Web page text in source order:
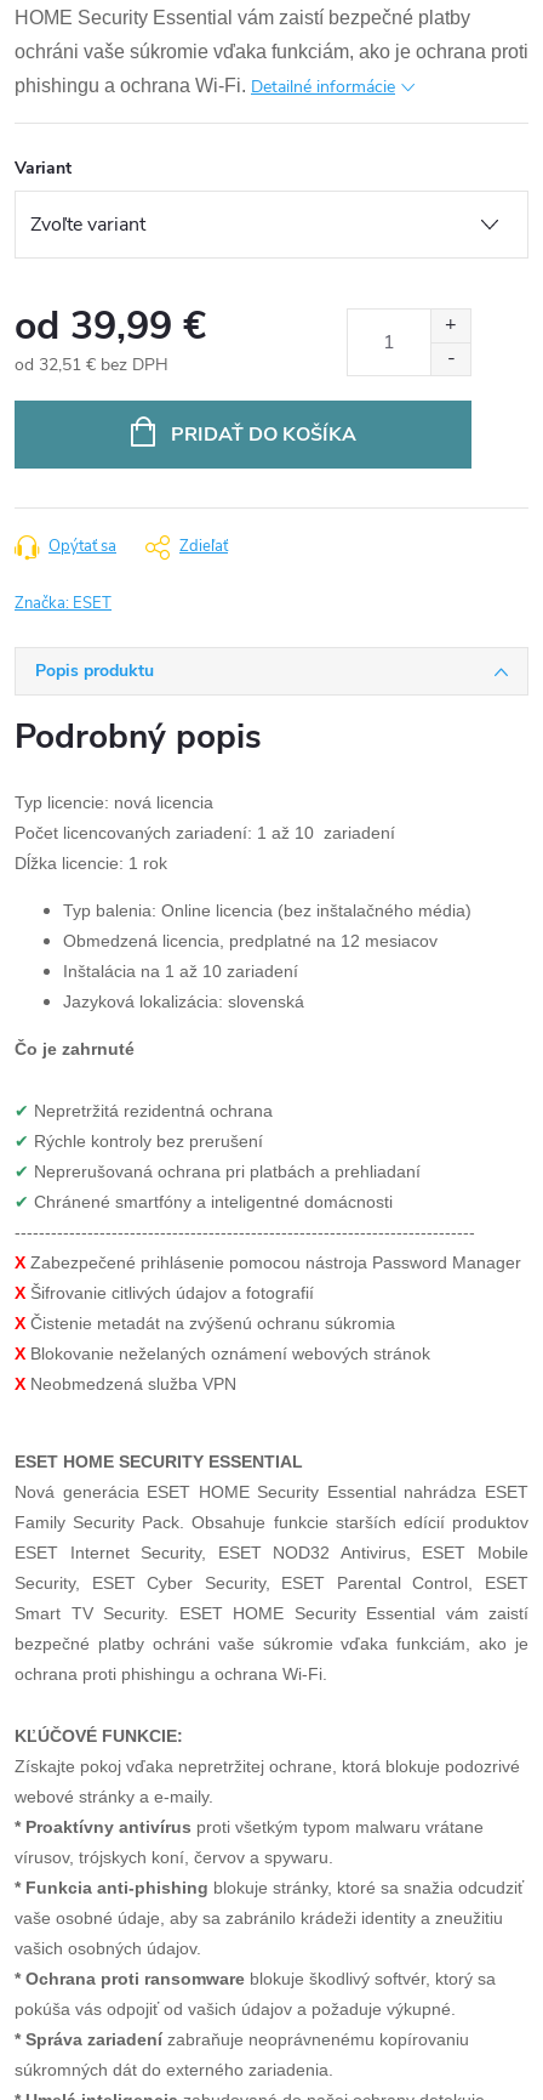
HOME Security Essential vám zaistí bezpečné platby
ochráni vaše súkromie vďaka funkciám, ako je ochrana proti
phishingu a ochrana Wi-Fi. Detailné informácie
Variant
od 39,99 €
od 32,51 € bez DPH
PRIDAŤ DO KOŠÍKA
Opýtať sa Zdieľať
Značka: ESET
Popis produktu
Podrobný popis
Typ licencie: nová licencia
Počet licencovaných zariadení: 1 až 10 zariadení
Dĺžka licencie: 1 rok
Typ balenia: Online licencia (bez inštalačného média)
Obmedzená licencia, predplatné na 12 mesiacov
Inštalácia na 1 až 10 zariadení
Jazyková lokalizácia: slovenská
Čo je zahrnuté
✔ Nepretržitá rezidentná ochrana
✔ Rýchle kontroly bez prerušení
✔ Neprerušovaná ochrana pri platbách a prehliadaní
✔ Chránené smartfóny a inteligentné domácnosti
----------------------------------------------------------------------------
X Zabezpečené prihlásenie pomocou nástroja Password Manager
X Šifrovanie citlivých údajov a fotografií
X Čistenie metadát na zvýšenú ochranu súkromia
X Blokovanie neželaných oznámení webových stránok
X Neobmedzená služba VPN
ESET HOME SECURITY ESSENTIAL
Nová generácia ESET HOME Security Essential nahrádza ESET
Family Security Pack. Obsahuje funkcie starších edícií produktov
ESET Internet Security, ESET NOD32 Antivirus, ESET Mobile
Security, ESET Cyber ​​Security, ESET Parental Control, ESET
Smart TV Security. ESET HOME Security Essential vám zaistí
bezpečné platby ochráni vaše súkromie vďaka funkciám, ako je
ochrana proti phishingu a ochrana Wi-Fi.
KĽÚČOVÉ FUNKCIE:
Získajte pokoj vďaka nepretržitej ochrane, ktorá blokuje podozrivé
webové stránky a e-maily.
* Proaktívny antivírus proti všetkým typom malwaru vrátane
vírusov, trójskych koní, červov a spywaru.
* Funkcia anti-phishing blokuje stránky, ktoré sa snažia odcudziť
vaše osobné údaje, aby sa zabránilo krádeži identity a zneužitiu
vašich osobných údajov.
* Ochrana proti ransomware blokuje škodlivý softvér, ktorý sa
pokúša vás odpojiť od vašich údajov a požaduje výkupné.
* Správa zariadení zabraňuje neoprávnenému kopírovaniu
súkromných dát do externého zariadenia.